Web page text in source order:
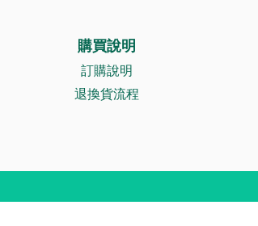
購買說明
訂購說明
退換貨流程